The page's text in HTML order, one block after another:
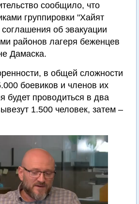
сообщило, что
группировки "Хайят
об эвакуации
районов лагеря беженцев
Дамаска.
в общей сложности
боевиков и членов их
будет проводиться в два
1.500 человек, затем –